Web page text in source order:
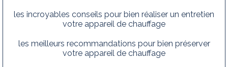
les incroyables conseils pour bien réaliser un entretien
votre appareil de chauffage
les meilleurs recommandations pour bien préserver
votre appareil de chauffage